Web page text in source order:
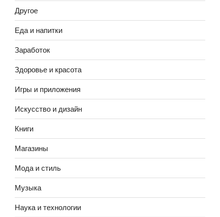
Другое
Еда и напитки
Заработок
Здоровье и красота
Игры и приложения
Искусство и дизайн
Книги
Магазины
Мода и стиль
Музыка
Наука и технологии